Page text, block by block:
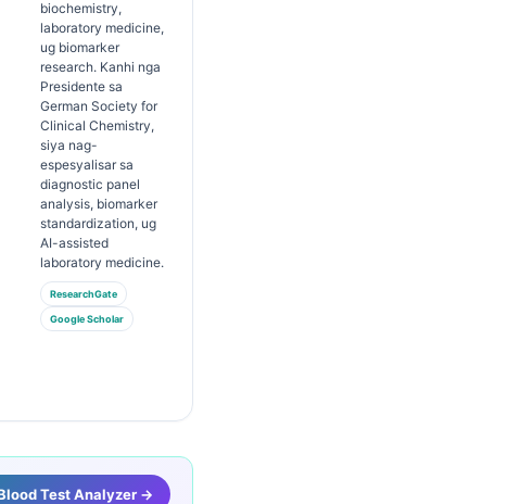
biochemistry,
laboratory medicine,
ug biomarker
research. Kanhi nga
Presidente sa
German Society for
Clinical Chemistry,
siya nag-
espesyalisar sa
diagnostic panel
analysis, biomarker
standardization, ug
AI-assisted
laboratory medicine.
ResearchGate
Google Scholar
Test Analyzer →